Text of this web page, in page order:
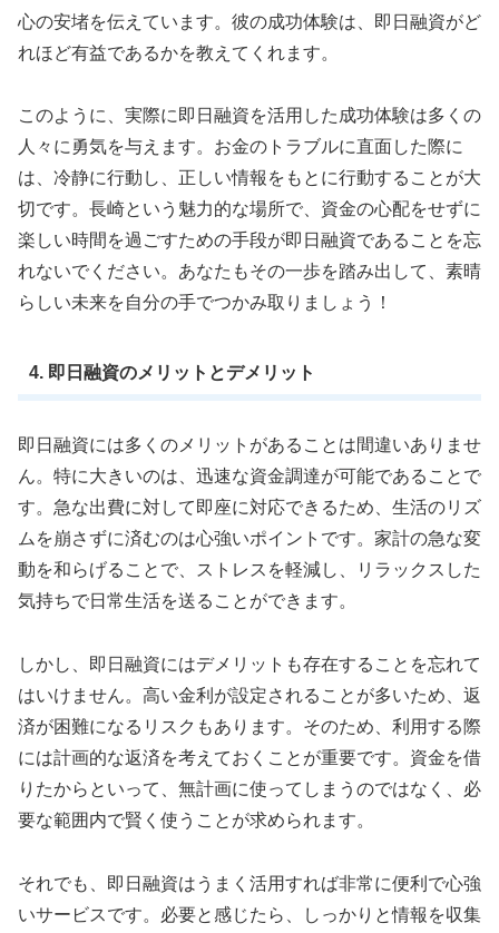
心の安堵を伝えています。彼の成功体験は、即日融資がど
れほど有益であるかを教えてくれます。
このように、実際に即日融資を活用した成功体験は多くの
人々に勇気を与えます。お金のトラブルに直面した際に
は、冷静に行動し、正しい情報をもとに行動することが大
切です。長崎という魅力的な場所で、資金の心配をせずに
楽しい時間を過ごすための手段が即日融資であることを忘
れないでください。あなたもその一歩を踏み出して、素晴
らしい未来を自分の手でつかみ取りましょう！
4. 即日融資のメリットとデメリット
即日融資には多くのメリットがあることは間違いありませ
ん。特に大きいのは、迅速な資金調達が可能であることで
す。急な出費に対して即座に対応できるため、生活のリズ
ムを崩さずに済むのは心強いポイントです。家計の急な変
動を和らげることで、ストレスを軽減し、リラックスした
気持ちで日常生活を送ることができます。
しかし、即日融資にはデメリットも存在することを忘れて
はいけません。高い金利が設定されることが多いため、返
済が困難になるリスクもあります。そのため、利用する際
には計画的な返済を考えておくことが重要です。資金を借
りたからといって、無計画に使ってしまうのではなく、必
要な範囲内で賢く使うことが求められます。
それでも、即日融資はうまく活用すれば非常に便利で心強
いサービスです。必要と感じたら、しっかりと情報を収集